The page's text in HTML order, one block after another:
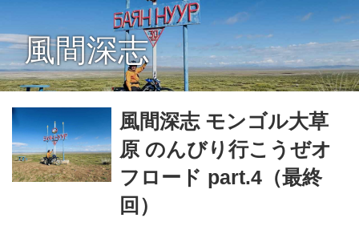
風間深志
風間深志 モンゴル大草
原 のんびり行こうぜオ
フロード part.4（最終
回）